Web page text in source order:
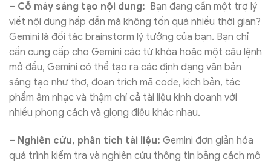
– Cỗ máy sáng tạo nội dung: Bạn đang cần một trợ lý
viết nội dung hấp dẫn mà không tốn quá nhiều thời gian?
Gemini là đối tác brainstorm lý tưởng của bạn. Bạn chỉ
cần cung cấp cho Gemini các từ khóa hoặc một câu lệnh
mở đầu, Gemini có thể tạo ra các định dạng văn bản
sáng tạo như thơ, đoạn trích mã code, kịch bản, tác
phẩm âm nhạc và thậm chí cả tài liệu kinh doanh với
nhiều phong cách và giọng điệu khác nhau.
– Nghiên cứu, phân tích tài liệu: Gemini đơn giản hóa
quá trình kiểm tra và nghiên cứu thông tin bằng cách mô